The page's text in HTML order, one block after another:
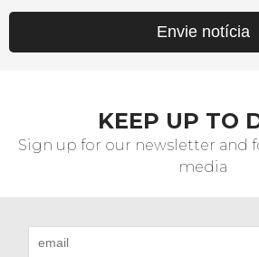
Envie notícia
KEEP UP TO
Sign up for our newsletter and
media